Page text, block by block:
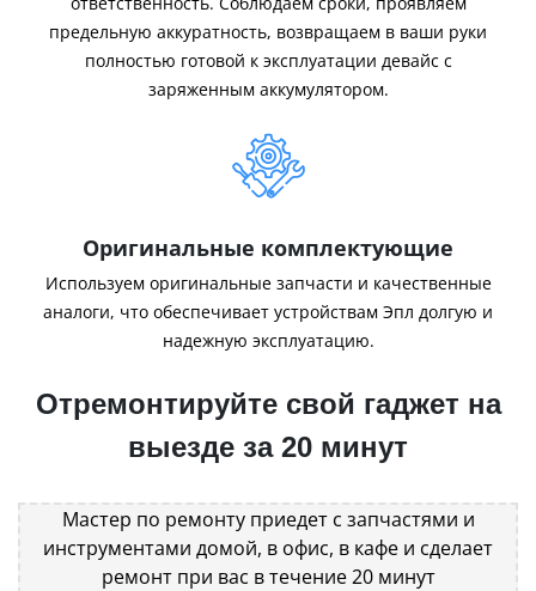
предельную аккуратность, возвращаем в ваши руки
полностью готовой к эксплуатации девайс с
заряженным аккумулятором.
Оригинальные комплектующие
Используем оригинальные запчасти и качественные
аналоги, что обеспечивает устройствам Эпл долгую и
надежную эксплуатацию.
Отремонтируйте свой гаджет на
выезде за 20 минут
Мастер по ремонту приедет с запчастями и
инструментами домой, в офис, в кафе и сделает
ремонт при вас в течение 20 минут